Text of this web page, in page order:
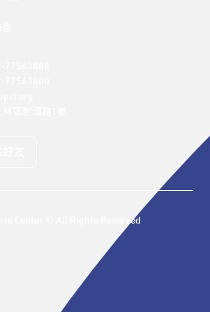
Center © All Rights Reserved